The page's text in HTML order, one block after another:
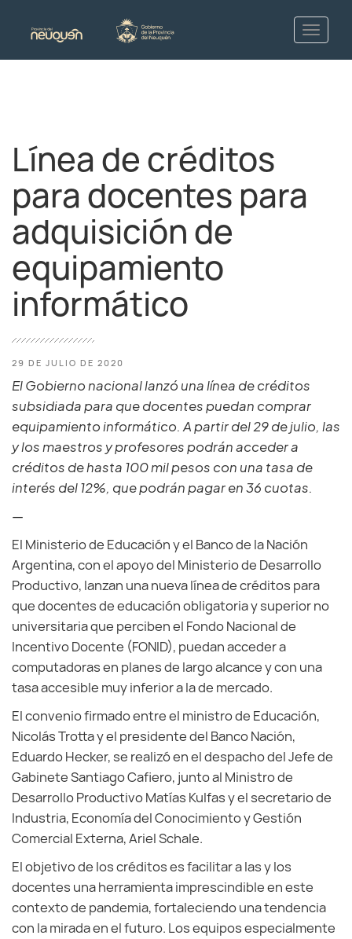
Línea de créditos
para docentes para
adquisición de
equipamiento
informático
29 DE JULIO DE 2020
El Gobierno nacional lanzó una línea de créditos
subsidiada para que docentes puedan comprar
equipamiento informático. A partir del 29 de julio, las
y los maestros y profesores podrán acceder a
créditos de hasta 100 mil pesos con una tasa de
interés del 12%, que podrán pagar en 36 cuotas.
—
El Ministerio de Educación y el Banco de la Nación
Argentina, con el apoyo del Ministerio de Desarrollo
Productivo, lanzan una nueva línea de créditos para
que docentes de educación obligatoria y superior no
universitaria que perciben el Fondo Nacional de
Incentivo Docente (FONID), puedan acceder a
computadoras en planes de largo alcance y con una
tasa accesible muy inferior a la de mercado.
El convenio firmado entre el ministro de Educación,
Nicolás Trotta y el presidente del Banco Nación,
Eduardo Hecker, se realizó en el despacho del Jefe de
Gabinete Santiago Cafiero, junto al Ministro de
Desarrollo Productivo Matías Kulfas y el secretario de
Industria, Economía del Conocimiento y Gestión
Comercial Externa, Ariel Schale.
El objetivo de los créditos es facilitar a las y los
docentes una herramienta imprescindible en este
contexto de pandemia, fortaleciendo una tendencia
con la mirada en el futuro. Los equipos especialmente